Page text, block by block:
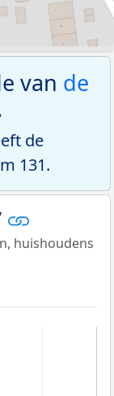
van de
de
131.
huishoudens